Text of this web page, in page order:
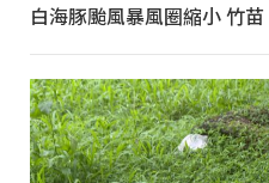
白海豚颱風暴風圈縮小 竹